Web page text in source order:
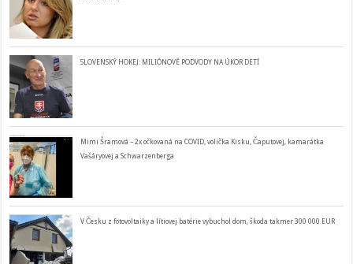
SLOVENSKÝ HOKEJ: MILIÓNOVÉ PODVODY NA ÚKOR DETÍ
Mimi Šramová – 2x očkovaná na COVID, volička Kisku, Čaputovej, kamarátka
Vašáryovej a Schwarzenberga
V Česku z fotovoltaiky a lítiovej batérie vybuchol dom, škoda takmer 300 000 EUR